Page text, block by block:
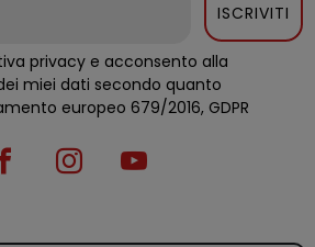
ISCRIVITI
privacy e acconsento alla
miei dati secondo quanto
stabilito dal regolamento europeo 679/2016, GDPR